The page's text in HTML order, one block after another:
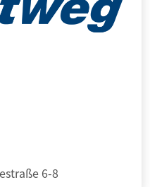
6-8